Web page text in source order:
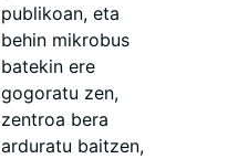
publikoan, eta
behin mikrobus
batekin ere
gogoratu zen,
zentroa bera
arduratu baitzen,